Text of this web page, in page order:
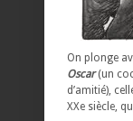
On plonge
Oscar(un
d’amitié),
XXe siècle,